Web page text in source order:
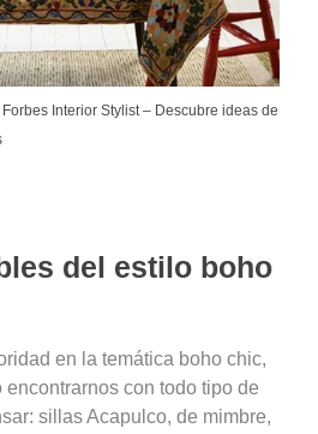
Interior Stylist– Descubre ideas de
del estilo boho
en la temática boho chic,
encontrarnos con todo tipo de
sillas Acapulco, de mimbre,